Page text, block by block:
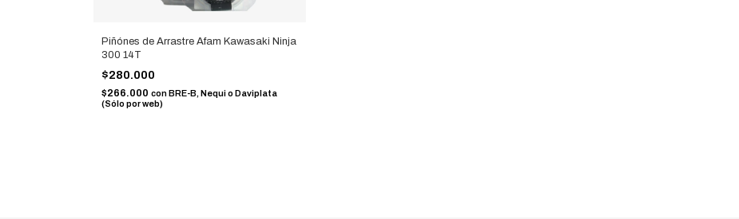
Piñónes de Arrastre Afam Kawasaki Ninja
300 14T
$280.000
$266.000 conBRE-B, Nequi o Daviplata
(Sólo por web)